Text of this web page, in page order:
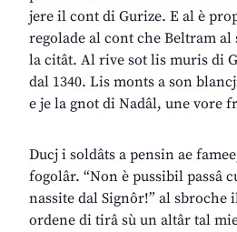
jere il cont di Gurize. E al è
regolade al cont che Beltram al
la citât. Al rive sot lis muris di
dal 1340. Lis monts a son
e je la gnot di Nadâl, une vore
Ducj i soldâts a pensin ae
fogolâr. “Non è pussibil passâ
nassite dal Signôr!” al sbroche
ordene di tirâ sù un altâr tal